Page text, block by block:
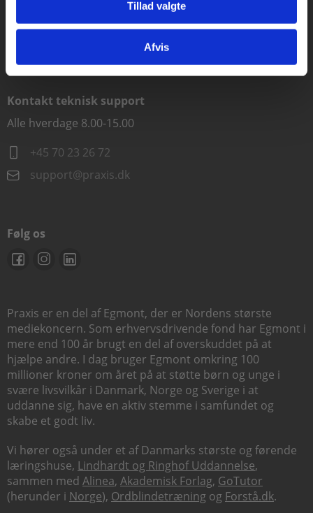
Tillad valgte
Afvis
Alle hverdage kl. 10.00-15.00
Kontakt teknisk support
Alle hverdage 8.00-15.00
+45 70 23 26 72
support@praxis.dk
Følg os
Praxis er en del af Egmont, der er Nordens største
mediekoncern. Som erhvervsdrivende fond har Egmont i
mere end 100 år brugt en del af overskuddet på at
hjælpe andre. I dag bruger Egmont omkring 100
millioner kroner om året på at støtte børn og unge i
svære livsvilkår i Danmark, Norge og Sverige i at
uddanne sig, have en aktiv stemme i samfundet og
skabe et godt liv.
Vi hører også under et af Danmarks største og førende
læringshuse, Lindhardt og Ringhof Uddannelse,
sammen med Alinea, Akademisk Forlag, GoTutor
(herunder i Norge), Ordblindetræning og Forstå.dk.
Gå til praxisOnline